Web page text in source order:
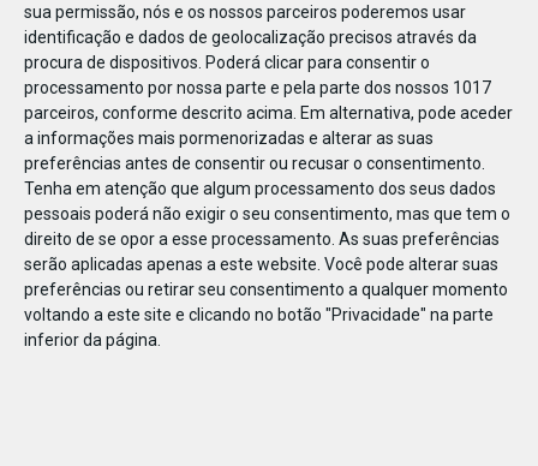
sua permissão, nós e os nossos parceiros poderemos usar
identificação e dados de geolocalização precisos através da
procura de dispositivos. Poderá clicar para consentir o
processamento por nossa parte e pela parte dos nossos 1017
parceiros, conforme descrito acima. Em alternativa, pode aceder
a informações mais pormenorizadas e alterar as suas
preferências antes de consentir ou recusar o consentimento.
Tenha em atenção que algum processamento dos seus dados
pessoais poderá não exigir o seu consentimento, mas que tem o
direito de se opor a esse processamento. As suas preferências
serão aplicadas apenas a este website. Você pode alterar suas
preferências ou retirar seu consentimento a qualquer momento
voltando a este site e clicando no botão "Privacidade" na parte
inferior da página.
79045678227706